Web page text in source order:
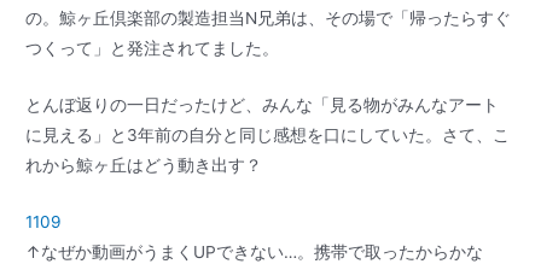
の。鯨ヶ丘倶楽部の製造担当N兄弟は、その場で「帰ったらすぐ
つくって」と発注されてました。
とんぼ返りの一日だったけど、みんな「見る物がみんなアート
に見える」と3年前の自分と同じ感想を口にしていた。さて、こ
れから鯨ヶ丘はどう動き出す？
1109
↑なぜか動画がうまくUPできない…。携帯で取ったからかな